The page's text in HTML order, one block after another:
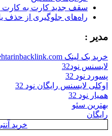
سقف جدید کارت به کارت
راه‌های جلوگیری از حذف
مدیر :
خرید بک لینک behtarinbacklink.com
لایسنس نود32
پسورد نود 32
اوکلی لایسنس رایگان نود 32
همیار نود 32
بهترین سئو
رایگان
خرید